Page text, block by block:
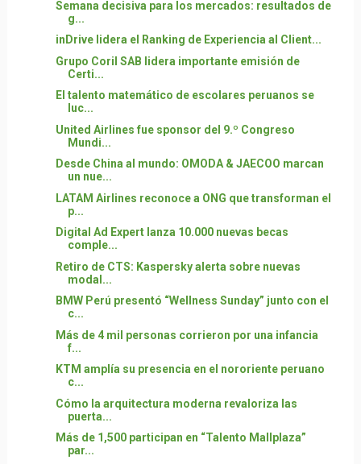
Semana decisiva para los mercados: resultados de
g...
inDrive lidera el Ranking de Experiencia al Client...
Grupo Coril SAB lidera importante emisión de
Certi...
El talento matemático de escolares peruanos se
luc...
United Airlines fue sponsor del 9.º Congreso
Mundi...
Desde China al mundo: OMODA & JAECOO marcan
un nue...
LATAM Airlines reconoce a ONG que transforman el
p...
Digital Ad Expert lanza 10.000 nuevas becas
comple...
Retiro de CTS: Kaspersky alerta sobre nuevas
modal...
BMW Perú presentó “Wellness Sunday” junto con el
c...
Más de 4 mil personas corrieron por una infancia
f...
KTM amplía su presencia en el nororiente peruano
c...
Cómo la arquitectura moderna revaloriza las
puerta...
Más de 1,500 participan en “Talento Mallplaza”
par...